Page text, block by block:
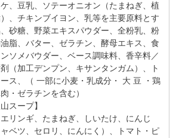
、豆乳、ソテーオニオン（たまねぎ、植
、チキンブイヨン、乳等を主要原料とす
砂糖、野菜エキスパウダー、全粉乳、粉
脂、バター、ゼラチン、酵母エキス、食
ソメバウダー、ベース調味料、香辛料／
（加工デンプン、キサンタンガム）、ト
ス、（ 一部に小麦・乳成分・ 大 豆 ・鶏
・ゼラチンを含む）
スープ】
リンギ、たまねぎ、しいたけ、にんじ
ベツ、セロリ、にんにく）、トマト・ピ